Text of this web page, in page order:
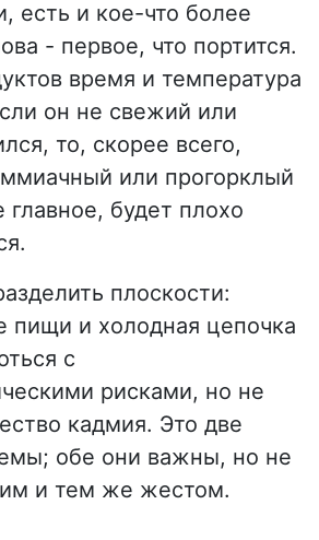
есть и кое-что более
- первое, что портится.
время и температура
он не свежий или
то, скорее всего,
или прогорклый
главное, будет плохо
плоскости:
пищи и холодная цепочка
с
рисками, но не
кадмия. Это две
обе они важны, но не
и тем же жестом.